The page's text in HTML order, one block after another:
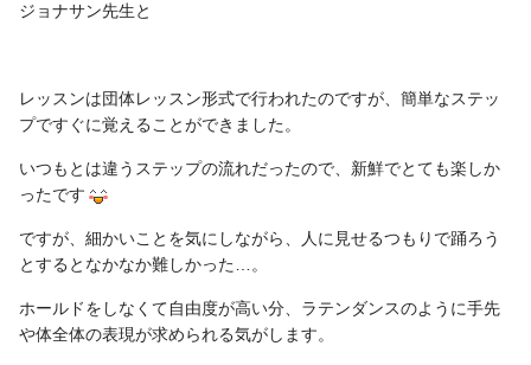
ジョナサン先生と
レッスンは団体レッスン形式で行われたのですが、簡単なステッ
プですぐに覚えることができました。
いつもとは違うステップの流れだったので、新鮮でとても楽しか
ったです
ですが、細かいことを気にしながら、人に見せるつもりで踊ろう
とするとなかなか難しかった…。
ホールドをしなくて自由度が高い分、ラテンダンスのように手先
や体全体の表現が求められる気がします。